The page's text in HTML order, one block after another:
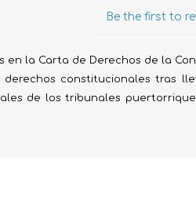
Be the first to
la Carta de Derechos de la
constitucionales tras
de los tribunales